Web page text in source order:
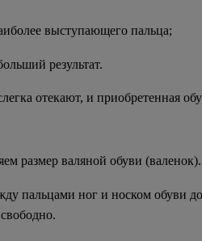
выступающего пальца;
результат.
отекают, и приобретенная
размер валяной обуви (валенок).
пальцами ног и носком обуви